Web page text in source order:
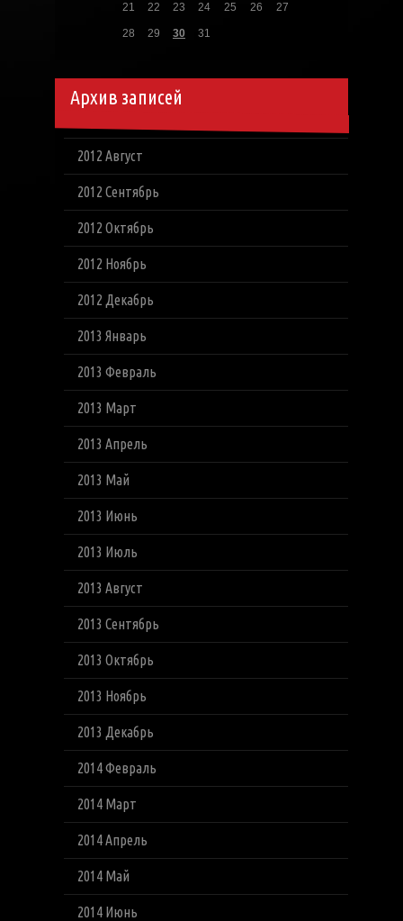
21 22 23 24 25 26 27
28 29 30 31
Архив записей
2012 Август
2012 Сентябрь
2012 Октябрь
2012 Ноябрь
2012 Декабрь
2013 Январь
2013 Февраль
2013 Март
2013 Апрель
2013 Май
2013 Июнь
2013 Июль
2013 Август
2013 Сентябрь
2013 Октябрь
2013 Ноябрь
2013 Декабрь
2014 Февраль
2014 Март
2014 Апрель
2014 Май
2014 Июнь